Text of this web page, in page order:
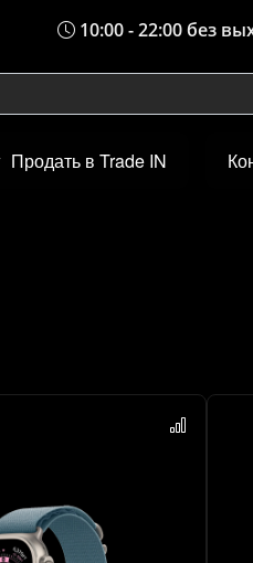
10:00 - 22:00 без
Продать в Trade IN